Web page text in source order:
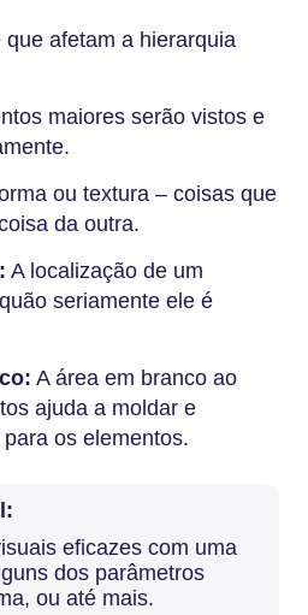
afetam a hierarquia
maiores serão vistos e
ou textura – coisas que
da outra.
A localização de um
seriamente ele é
A área em branco ao
ajuda a moldar e
os elementos.
eficazes com uma
dos parâmetros
ou até mais.